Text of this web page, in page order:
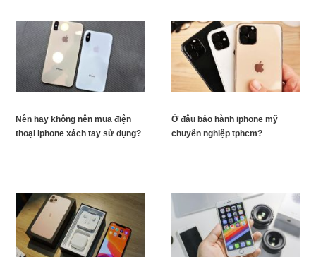
Nên hay không nên mua điện
thoại iphone xách tay sử dụng?
Ở đâu bảo hành iphone mỹ
chuyên nghiệp tphcm?